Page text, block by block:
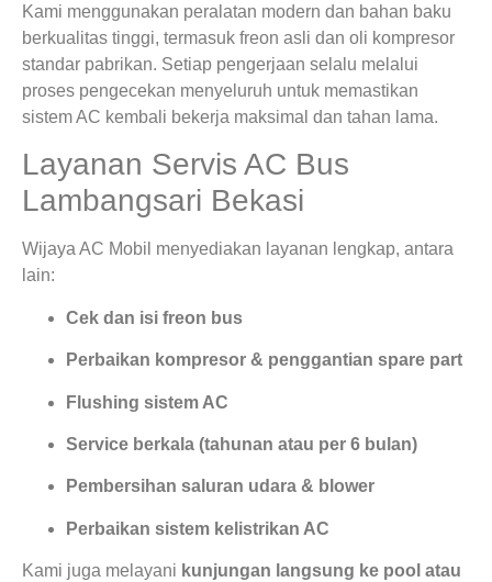
Kami menggunakan peralatan modern dan bahan baku
berkualitas tinggi, termasuk freon asli dan oli kompresor
standar pabrikan. Setiap pengerjaan selalu melalui
proses pengecekan menyeluruh untuk memastikan
sistem AC kembali bekerja maksimal dan tahan lama.
Layanan Servis AC Bus
Lambangsari Bekasi
Wijaya AC Mobil menyediakan layanan lengkap, antara
lain:
Cek dan isi freon bus
Perbaikan kompresor & penggantian spare part
Flushing sistem AC
Service berkala (tahunan atau per 6 bulan)
Pembersihan saluran udara & blower
Perbaikan sistem kelistrikan AC
Kami juga melayani kunjungan langsung ke pool atau